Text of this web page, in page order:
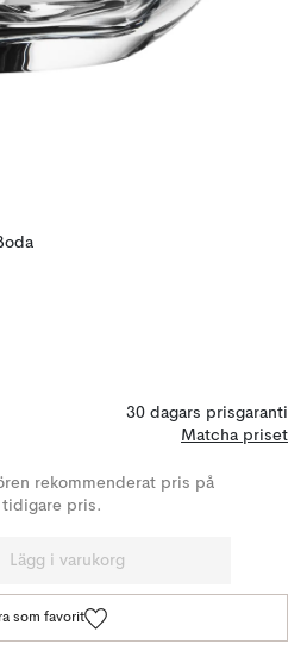
30 dagars prisgaranti
Matcha priset
rekommenderat pris på
tidigare pris.
Lägg i varukorg
som favorit